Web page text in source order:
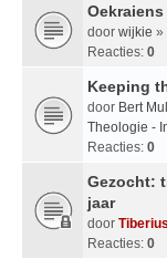
door wijkie »
Reacties: 0
Keeping
door Bert
Theologie -
Reacties: 0
Gezocht:
jaar
door Tiberius
Reacties: 0